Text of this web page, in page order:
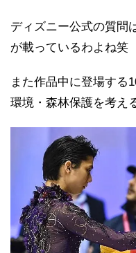
ディズニー公式の質問
が載っているわよね笑
また作品中に登場する
環境・森林保護を考え